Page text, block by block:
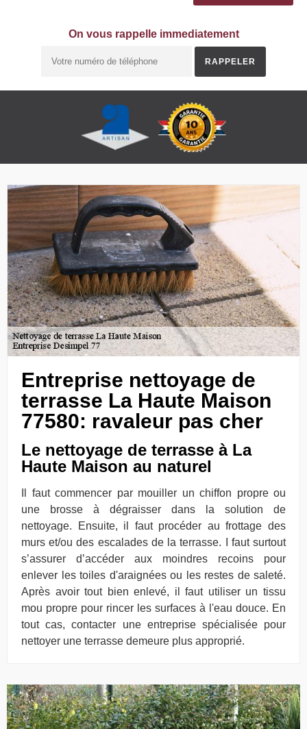
On vous rappelle immediatement
Entreprise nettoyage de
terrasse La Haute Maison
77580: ravaleur pas cher
Le nettoyage de terrasse à La
Haute Maison au naturel
Il faut commencer par mouiller un chiffon propre ou
une brosse à dégraisser dans la solution de
nettoyage. Ensuite, il faut procéder au frottage des
murs et/ou des escalades de la terrasse. I faut surtout
s’assurer d’accéder aux moindres recoins pour
enlever les toiles d'araignées ou les restes de saleté.
Après avoir tout bien enlevé, il faut utiliser un tissu
mou propre pour rincer les surfaces à l'eau douce. En
tout cas, contacter une entreprise spécialisée pour
nettoyer une terrasse demeure plus approprié.